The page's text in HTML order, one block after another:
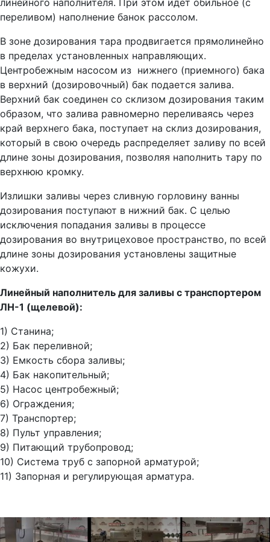
линейного наполнителя. При этом идет обильное (с
переливом) наполнение банок рассолом.
В зоне дозирования тара продвигается прямолинейно
в пределах установленных направляющих.
Центробежным насосом из нижнего (приемного) бака
в верхний (дозировочный) бак подается залива.
Верхний бак соединен со склизом дозирования таким
образом, что залива равномерно переливаясь через
край верхнего бака, поступает на склиз дозирования,
который в свою очередь распределяет заливу по всей
длине зоны дозирования, позволяя наполнить тару по
верхнюю кромку.
Излишки заливы через сливную горловину ванны
дозирования поступают в нижний бак. С целью
исключения попадания заливы в процессе
дозирования во внутрицеховое пространство, по всей
длине зоны дозирования установлены защитные
кожухи.
Линейный наполнитель для заливы с транспортером
ЛН-1 (щелевой):
1) Станина;
2) Бак переливной;
3) Емкость сбора заливы;
4) Бак накопительный;
5) Насос центробежный;
6) Ограждения;
7) Транспортер;
8) Пульт управления;
9) Питающий трубопровод;
10) Система труб с запорной арматурой;
11) Запорная и регулирующая арматура.